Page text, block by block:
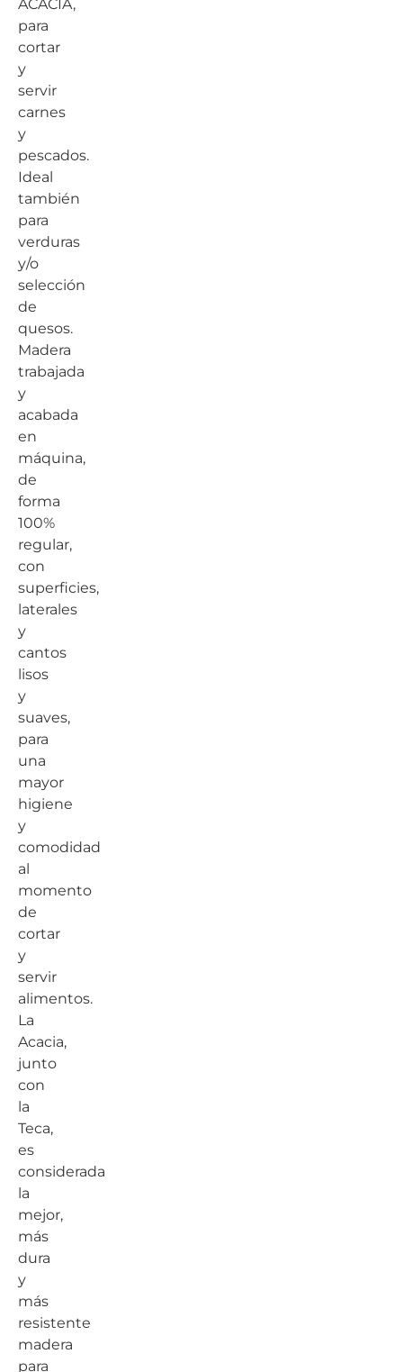
ACACIA,
para
cortar
y
servir
carnes
y
pescados.
Ideal
también
para
verduras
y/o
selección
de
quesos.
Madera
trabajada
y
acabada
en
máquina,
de
forma
100%
regular,
con
superficies,
laterales
y
cantos
lisos
y
suaves,
para
una
mayor
higiene
y
comodidad
al
momento
de
cortar
y
servir
alimentos.
La
Acacia,
junto
con
la
Teca,
es
considerada
la
mejor,
más
dura
y
más
resistente
madera
para